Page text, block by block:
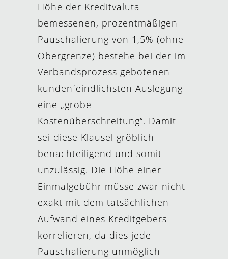
Höhe der Kreditvaluta
bemessenen, prozentmäßigen
Pauschalierung von 1,5% (ohne
Obergrenze) bestehe bei der im
Verbandsprozess gebotenen
kundenfeindlichsten Auslegung
eine „grobe
Kostenüberschreitung“. Damit
sei diese Klausel gröblich
benachteiligend und somit
unzulässig. Die Höhe einer
Einmalgebühr müsse zwar nicht
exakt mit dem tatsächlichen
Aufwand eines Kreditgebers
korrelieren, da dies jede
Pauschalierung unmöglich